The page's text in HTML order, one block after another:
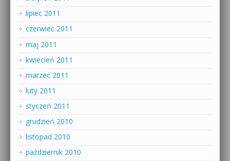
lipiec 2011
czerwiec 2011
maj 2011
kwiecień 2011
marzec 2011
luty 2011
styczeń 2011
grudzień 2010
listopad 2010
październik 2010